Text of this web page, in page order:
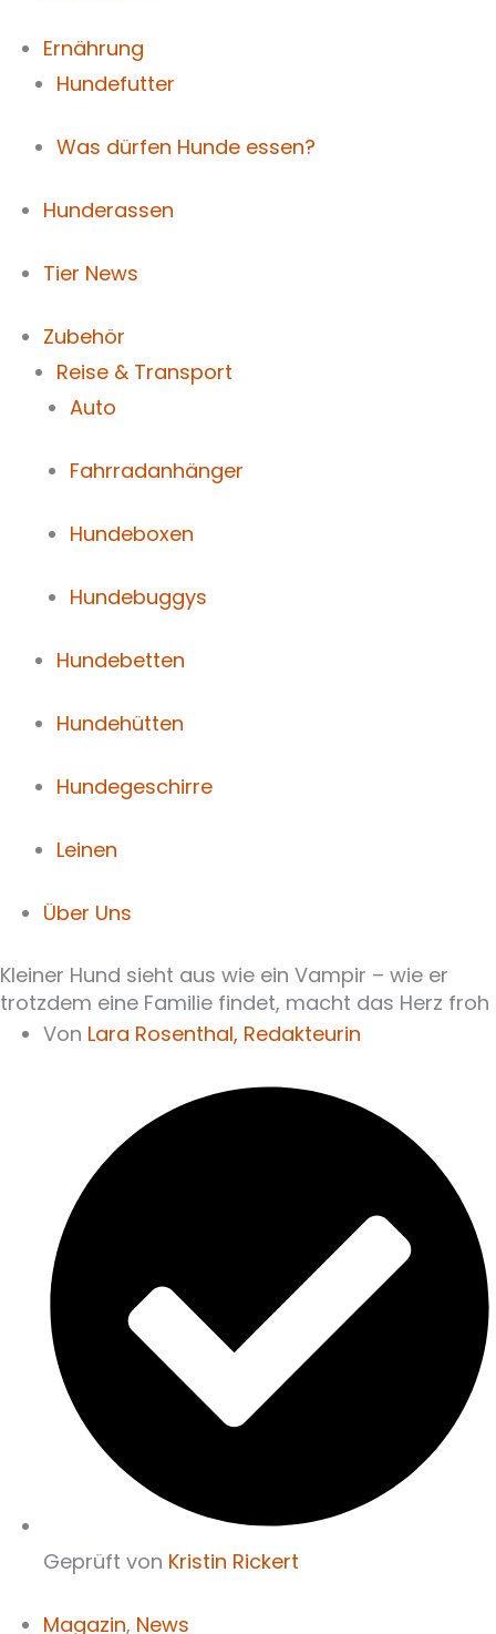
Ernährung
Hundefutter
Was dürfen Hunde essen?
Hunderassen
Tier News
Zubehör
Reise & Transport
Auto
Fahrradanhänger
Hundeboxen
Hundebuggys
Hundebetten
Hundehütten
Hundegeschirre
Leinen
Über Uns
Kleiner Hund sieht aus wie ein Vampir – wie er
trotzdem eine Familie findet, macht das Herz froh
Von Lara Rosenthal, Redakteurin
Geprüft von Kristin Rickert
Magazin, News